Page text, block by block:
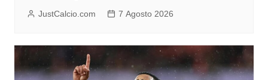
JustCalcio.com 7 Agosto 2026